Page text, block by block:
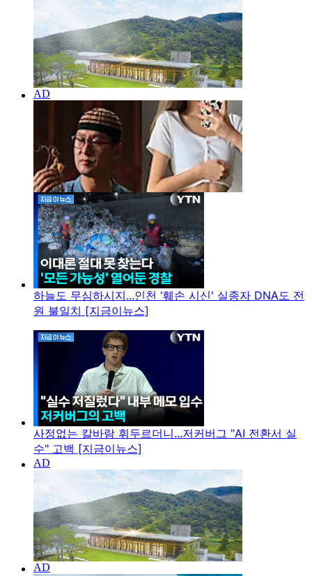
하늘도 무심하시지...인천 '훼손 시신' 실종자 DNA도 전
원 불일치 [지금이뉴스]
사정없는 칼바람 휘두르더니...저커버그 "AI 전환서 실
수" 고백 [지금이뉴스]